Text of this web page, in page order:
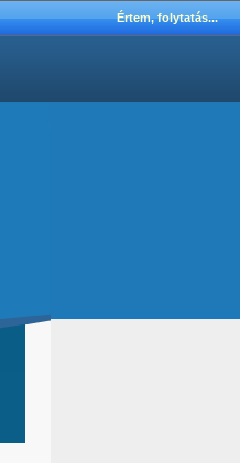
Értem, folytatás...